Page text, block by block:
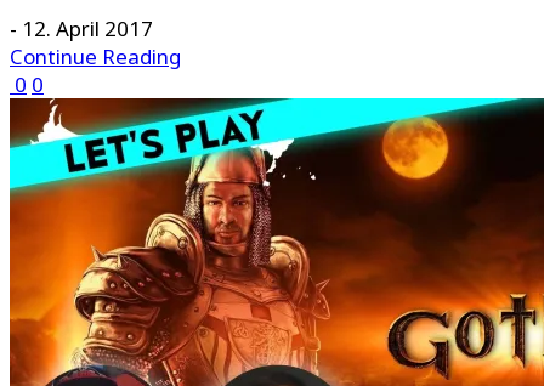
- 12. April 2017
Continue Reading
0 0